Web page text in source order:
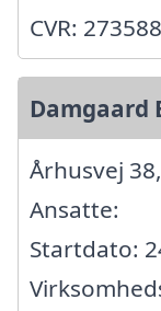
CVR:
Damgaard
Århusvej
Ansatte:
Startdato: